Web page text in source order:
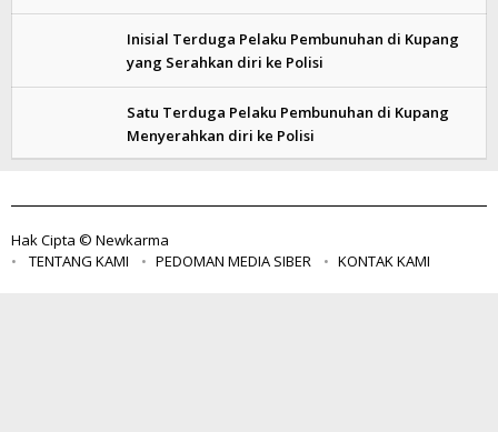
Inisial Terduga Pelaku Pembunuhan di Kupang
yang Serahkan diri ke Polisi
Satu Terduga Pelaku Pembunuhan di Kupang
Menyerahkan diri ke Polisi
Hak Cipta © Newkarma
TENTANG KAMI
PEDOMAN MEDIA SIBER KONTAK KAMI